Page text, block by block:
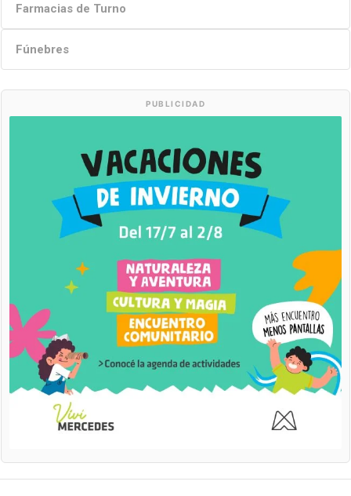
Farmacias de Turno
Fúnebres
PUBLICIDAD